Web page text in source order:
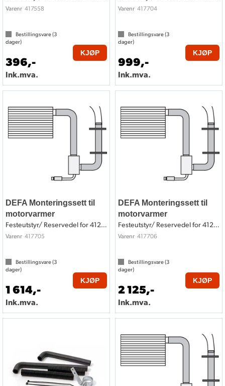
Varenr 417558
Bestillingsvare (3
dager)
396,-
Ink.mva.
KJØP
Varenr 417704
Bestillingsvare (3
dager)
999,-
Ink.mva.
KJØP
DEFA Monteringssett til
motorvarmer
Festeutstyr/ Reservedel for 412705
Varenr 417705
Bestillingsvare (3
dager)
1 614,-
Ink.mva.
KJØP
DEFA Monteringssett til
motorvarmer
Festeutstyr/ Reservedel for 412706
Varenr 417706
Bestillingsvare (3
dager)
2 125,-
Ink.mva.
KJØP